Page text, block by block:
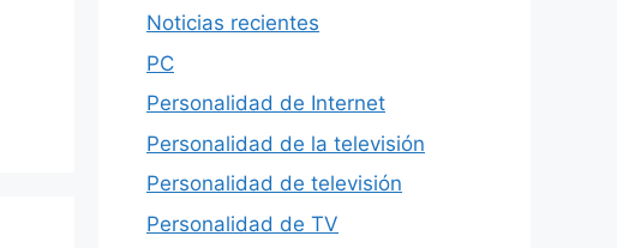
Noticias recientes
PC
Personalidad de Internet
Personalidad de la televisión
Personalidad de televisión
Personalidad de TV